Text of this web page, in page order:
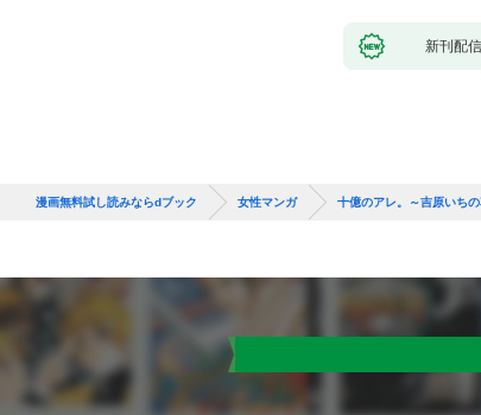
新刊配
漫画無料試し読みならdブック 女性マンガ 十億のアレ。～吉原いち